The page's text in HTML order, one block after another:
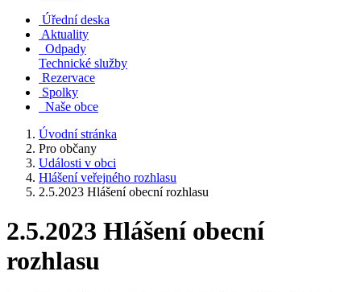
Úřední deska
Aktuality
Odpady
Technické služby
Rezervace
Spolky
Naše obce
Úvodní stránka
Pro občany
Události v obci
Hlášení veřejného rozhlasu
2.5.2023 Hlášení obecní rozhlasu
2.5.2023 Hlášení obecní
rozhlasu